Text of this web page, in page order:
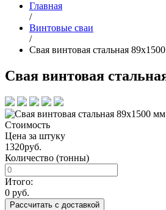
Главная
/
Винтовые сваи
/
Свая винтовая стальная
Свая винтовая
Стоимость
Цена за штуку
1320руб.
Количество (тонны)
Итого:
0 руб.
Рассчитать с доставкой